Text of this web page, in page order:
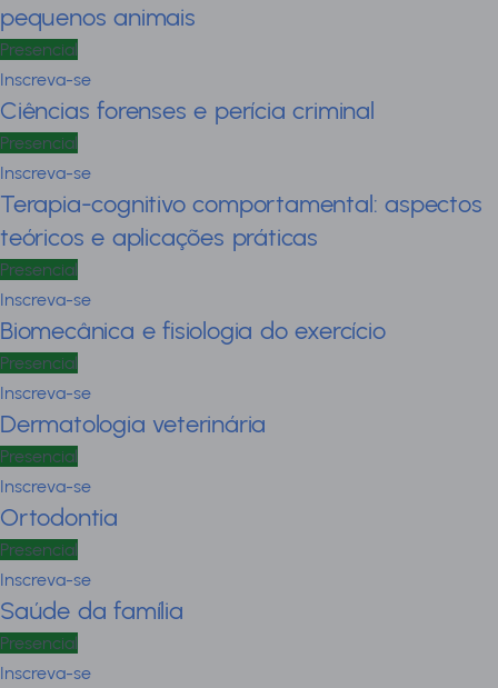
pequenos animais
Presencial
Inscreva-se
Ciências forenses e perícia criminal
Presencial
Inscreva-se
Terapia-cognitivo comportamental: aspectos
teóricos e aplicações práticas
Presencial
Inscreva-se
Biomecânica e fisiologia do exercício
Presencial
Inscreva-se
Dermatologia veterinária
Presencial
Inscreva-se
Ortodontia
Presencial
Inscreva-se
Saúde da família
Presencial
Inscreva-se